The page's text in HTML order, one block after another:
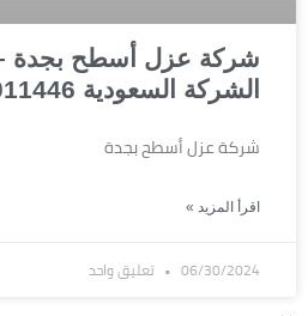
شركة عزل أسطح بجدة
الشركة السعودية 0564011446
شركة عزل أسطح بجدة
اقرأ المزيد »
06/30/2024 تعليق واحد